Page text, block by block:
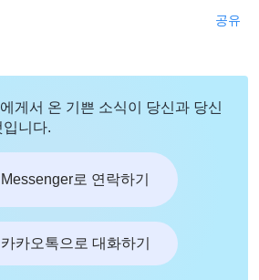
공유
게서 온 기쁜 소식이 당신과 당신
니다.
Messenger로 연락하기
카카오톡으로 대화하기